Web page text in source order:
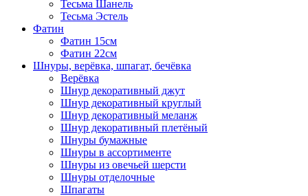
Тесьма Шанель
Тесьма Эстель
Фатин
Фатин 15см
Фатин 22см
Шнуры, верёвка, шпагат, бечёвка
Верёвка
Шнур декоративный джут
Шнур декоративный круглый
Шнур декоративный меланж
Шнур декоративный плетёный
Шнуры бумажные
Шнуры в ассортименте
Шнуры из овечьей шерсти
Шнуры отделочные
Шпагаты